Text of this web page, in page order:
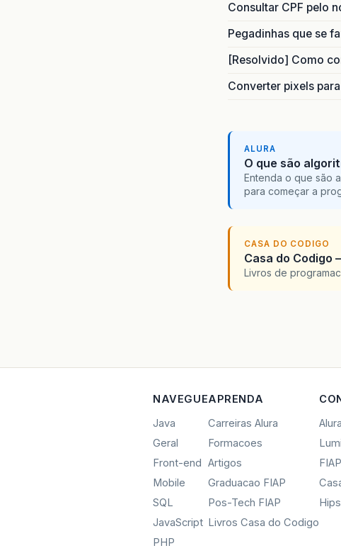
Consultar CPF pelo
Pegadinhas que se
[Resolvido] Como
Converter pixels
ALURA
O que são
Entenda o que são
para começar a
CASA DO CODIGO
Casa do Codigo
Livros de
NAVEGUE
Java
Geral
Front-end
Mobile
SQL
JavaScript
PHP
APRENDA
Carreiras Alura
Formacoes
Artigos
Graduacao FIAP
Pos-Tech FIAP
Livros Casa do Codigo
Alura
FIAP